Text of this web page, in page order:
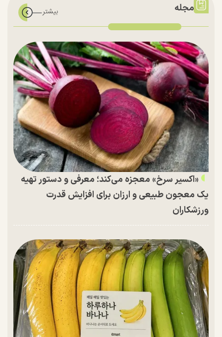
مجله
«اکسیر سرخ» معجزه می‌کند؛ معرفی و دستور تهیه
یک معجون طبیعی و ارزان برای افزایش قدرت
ورزشکاران